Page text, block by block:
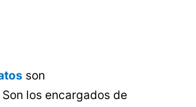
son
los encargados de